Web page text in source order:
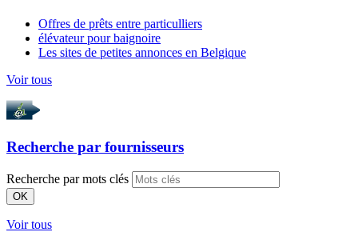
Offres de prêts entre particulliers
élévateur pour baignoire
Les sites de petites annonces en Belgique
Voir tous
Recherche par fournisseurs
Recherche par mots clés
OK
Voir tous